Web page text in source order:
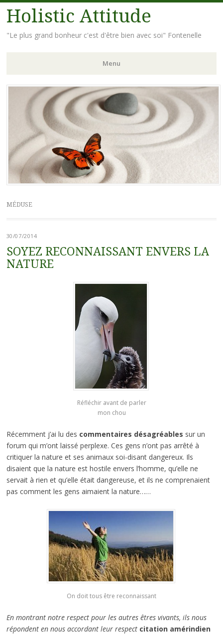
Holistic Attitude
"Le plus grand bonheur c'est d'être bien avec soi" Fontenelle
Menu
Aller
principal
MÉDUSE
30/07/2014
SOYEZ RECONNAISSANT ENVERS LA
NATURE
Réfléchir avant de parler
mon chou
Récemment j’ai lu des commentaires désagréables sur un
forum qui m’ont laissé perplexe. Ces gens n’ont pas arrêté à
critiquer la nature et ses animaux soi-disant dangereux. Ils
disaient que la nature est hostile envers l’homme, qu’elle ne
servait à rien et qu’elle était dangereuse, et ils ne comprenaient
pas comment les gens aimaient la nature……
On doit tous être reconnaissant
En montrant notre respect pour les autres êtres vivants, ils nous
répondent en nous accordant leur respect citation amérindien